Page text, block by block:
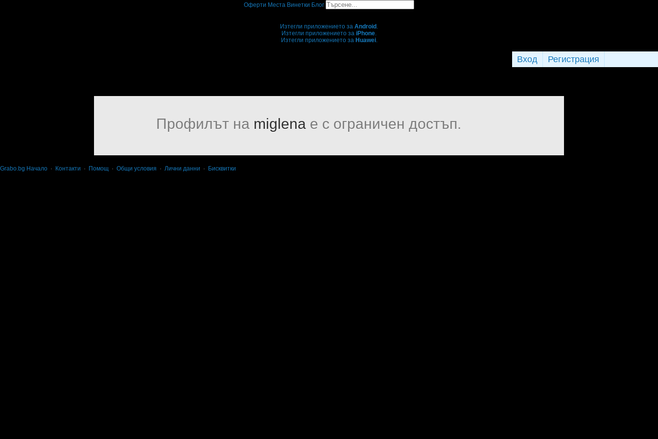
Оферти Места Винетки Блог
Изтегли приложението за Android .
Изтегли приложението за iPhone.
Изтегли приложението за Huawei.
Регистрация
Вход
Профилът на miglena е с ограничен достъп.
Grabo.bg Начало · Контакти · Помощ · Общи условия · Лични данни · Бисквитки